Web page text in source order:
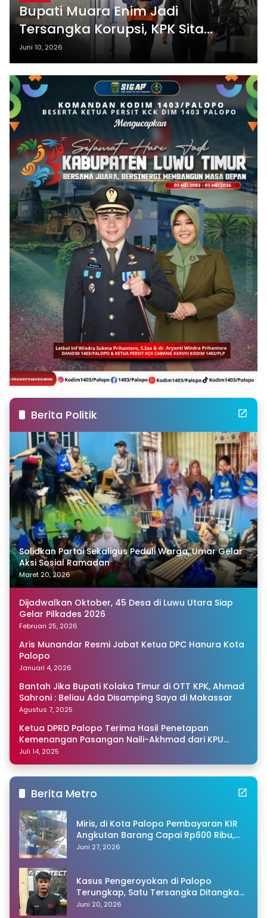
Bupati Muara Enim Jadi
Tersangka Korupsi, KPK Sita
Barang Bukti Rp1,9 Miliar
Juni 10, 2026
Berita Politik
Solidkan Partai Sekaligus Peduli Warga, Umar Gelar
Aksi Sosial Ramadan
Maret 20, 2026
Dijadwalkan Oktober, 45 Desa di Luwu Utara Siap
Gelar Pilkades 2026
Februari 25, 2026
Aris Munandar Resmi Jabat Ketua DPC Hanura Kota
Palopo
Januari 4, 2026
Bantah Jika Bupati Kolaka Timur di OTT KPK, Ahmad
Sahroni : Beliau Ada Disamping Saya di Makassar
Agustus 7, 2025
Ketua DPRD Palopo Terima Hasil Penetapan
Kemenangan Pasangan Naili-Akhmad dari KPU
Sulsel
Juli 14, 2025
Berita Metro
Miris, di Kota Palopo Pembayaran KIR
Angkutan Barang Capai Rp600 Ribu,
Warganet Pertanyakan Dugaan Pungli
Juni 27, 2026
Kasus Pengeroyokan di Palopo
Terungkap, Satu Tersangka Ditangkap
Polisi
Juni 20, 2026